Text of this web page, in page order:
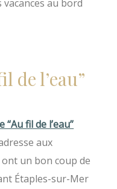
au bord
de l’eau”
fil de l’eau”
aux
ont un bon coup de
Étaples-sur-Mer